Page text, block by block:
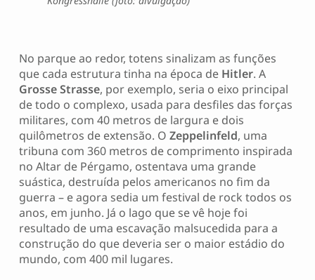
No parque ao redor, totens sinalizam as funções
que cada estrutura tinha na época de Hitler. A
Grosse Strasse, por exemplo, seria o eixo principal
de todo o complexo, usada para desfiles das forças
militares, com 40 metros de largura e dois
quilômetros de extensão. O Zeppelinfeld, uma
tribuna com 360 metros de comprimento inspirada
no Altar de Pérgamo, ostentava uma grande
suástica, destruída pelos americanos no fim da
guerra – e agora sedia um festival de rock todos os
anos, em junho. Já o lago que se vê hoje foi
resultado de uma escavação malsucedida para a
construção do que deveria ser o maior estádio do
mundo, com 400 mil lugares.